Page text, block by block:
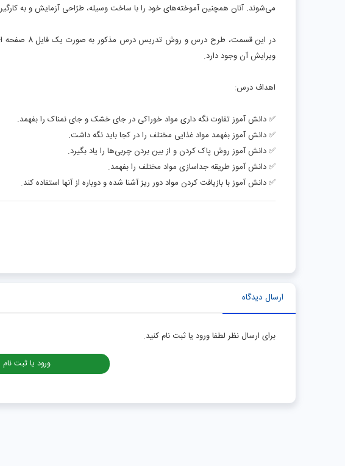
می‌شوند. آنان همچنین آموخته‌های خود را با ساخت وسیله، طرّاحی آزمایش و به
در این
ویرایش آن وجود دارد.
اهداف درس:
✅ دانش آموز تفاوت نگه داری مواد خوراکی در جای خشک و جای نمناک را بفهمد.
✅ دانش آموز بفهمد مواد غذایی مختلف را در کجا باید نگه داشت.
✅ دانش آموز روش پاک کردن و از بین بردن چربی‌ها را یاد بگیرد.
✅ دانش آموز طریقه جداسازی مواد مختلف را بفهمد.
✅ دانش آموز با بازیافت کردن مواد دور ریز آشنا شده و دوباره از آنها استفاده کند.
ارسال دیدگاه
برای ارسال نظر لطفا ورود یا ثبت نام کنید.
ورود یا ثبت نام